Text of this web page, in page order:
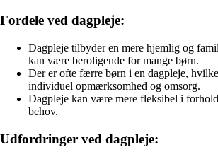
Fordele ved dagpleje:
Dagpleje tilbyder en mere hjemlig og
kan være beroligende for mange børn.
Der er ofte færre børn i en dagpleje,
individuel opmærksomhed og omsorg.
Dagpleje kan være mere fleksibel i
behov.
Udfordringer ved dagpleje: